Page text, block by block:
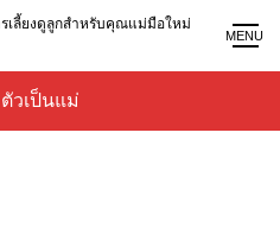
เลี้ยงดูลูกสำหรับคุณแม่มือใหม่
MENU
วเป็นแม่